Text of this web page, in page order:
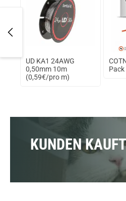
UD KA1 24AWG
0,50mm 10m
(0,59€/pro m)
KUNDEN